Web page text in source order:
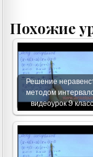
Похожие
Решение
методом
видеоурок 9